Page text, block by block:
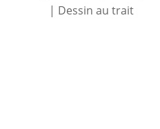
| Dessin au trait